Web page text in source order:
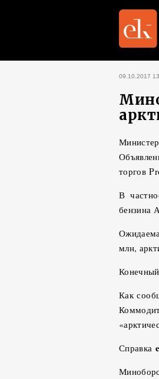
09.10.2017
торгов
В
бензина
млн,
Как
Справка